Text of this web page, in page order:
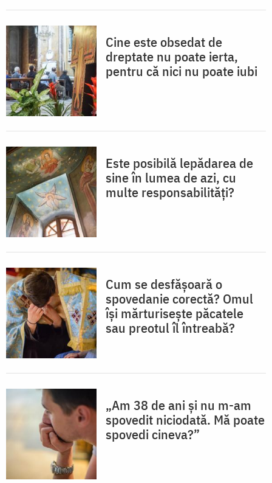
Cine este obsedat de
dreptate nu poate ierta,
pentru că nici nu poate iubi
Este posibilă lepădarea de
sine în lumea de azi, cu
multe responsabilități?
Cum se desfășoară o
spovedanie corectă? Omul
își mărturisește păcatele
sau preotul îl întreabă?
„Am 38 de ani și nu m-am
spovedit niciodată. Mă poate
spovedi cineva?”